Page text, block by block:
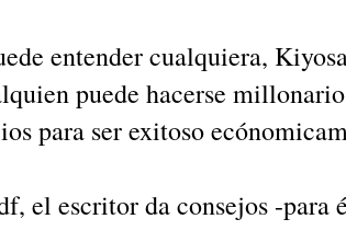
entender cualquiera,
puede hacerse
para ser exitoso
el escritor da consejos -